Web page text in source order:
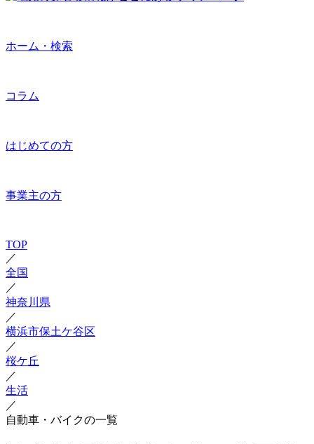
ホーム・検索
コラム
はじめての方
事業主の方
TOP
／
全国
／
神奈川県
／
横浜市保土ケ谷区
／
桜ケ丘
／
生活
／
自動車・バイクの一覧